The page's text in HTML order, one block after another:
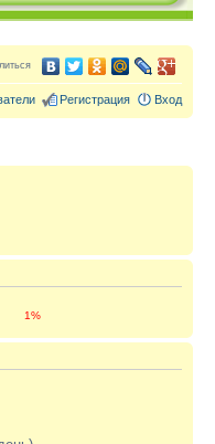
Регистрация Вход
1%